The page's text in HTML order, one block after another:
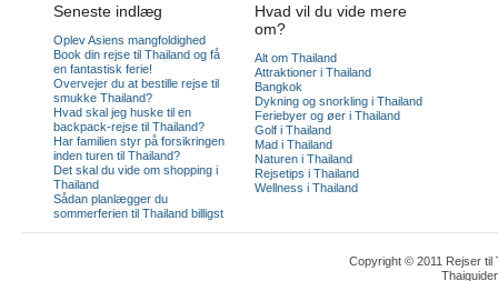
Seneste indlæg
Oplev Asiens mangfoldighed
Book din rejse til Thailand og få
en fantastisk ferie!
Overvejer du at bestille rejse til
smukke Thailand?
Hvad skal jeg huske til en
backpack-rejse til Thailand?
Har familien styr på forsikringen
inden turen til Thailand?
Det skal du vide om shopping i
Thailand
Sådan planlægger du
sommerferien til Thailand billigst
Hvad vil du vide mere
om?
Alt om Thailand
Attraktioner i Thailand
Bangkok
Dykning og snorkling i Thailand
Feriebyer og øer i Thailand
Golf i Thailand
Mad i Thailand
Naturen i Thailand
Rejsetips i Thailand
Wellness i Thailand
Copyright © 2011 Rejser til